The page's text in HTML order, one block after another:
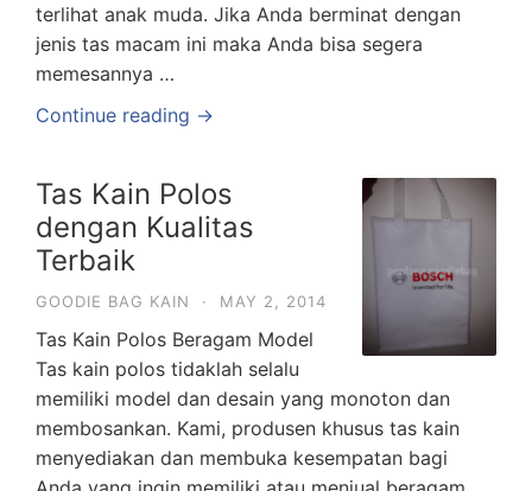
terlihat anak muda. Jika Anda berminat dengan
jenis tas macam ini maka Anda bisa segera
memesannya …
Continue reading →
Tas Kain Polos
dengan Kualitas
Terbaik
GOODIE BAG KAIN · MAY 2, 2014
Tas Kain Polos Beragam Model
Tas kain polos tidaklah selalu
memiliki model dan desain yang monoton dan
membosankan. Kami, produsen khusus tas kain
menyediakan dan membuka kesempatan bagi